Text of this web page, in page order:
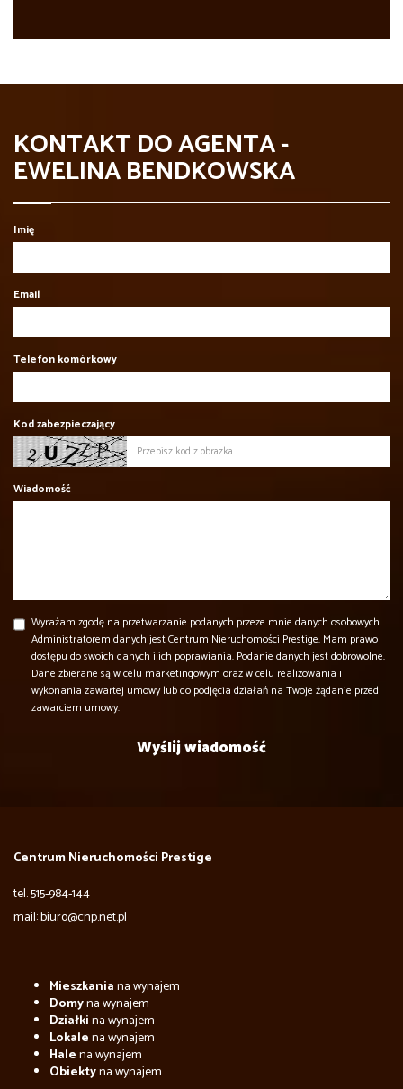
KONTAKT DO AGENTA -
EWELINA BENDKOWSKA
Imię
Email
Telefon komórkowy
Kod zabezpieczający
Wiadomość
Wyrażam zgodę na przetwarzanie podanych przeze mnie danych osobowych.
Administratorem danych jest Centrum Nieruchomości Prestige. Mam prawo
dostępu do swoich danych i ich poprawiania. Podanie danych jest dobrowolne.
Dane zbierane są w celu marketingowym oraz w celu realizowania i
wykonania zawartej umowy lub do podjęcia działań na Twoje żądanie przed
zawarciem umowy.
Centrum Nieruchomości Prestige
tel. 515-984-144
mail: biuro@cnp.net.pl
Mieszkaniana wynajem
Domyna wynajem
Działkina wynajem
Lokalena wynajem
Halena wynajem
Obiektyna wynajem